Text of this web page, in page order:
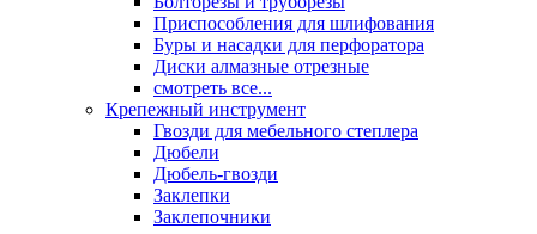
Приспособления для шлифования
Буры и насадки для перфоратора
Диски алмазные отрезные
смотреть все...
Крепежный инструмент
Гвозди для мебельного степлера
Дюбели
Дюбель-гвозди
Заклепки
Заклепочники